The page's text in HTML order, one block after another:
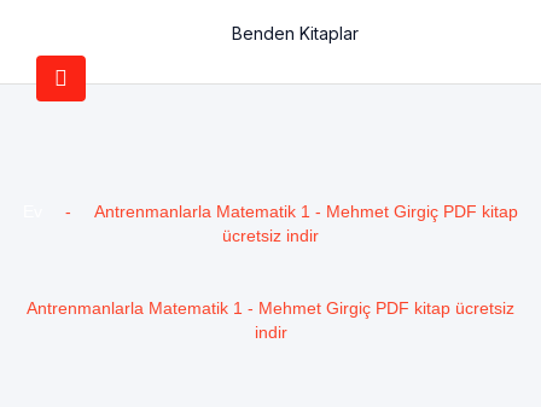
Benden Kitaplar
-
Antrenmanlarla Matematik 1 - Mehmet Girgiç PDF kitap
ücretsiz indir
Antrenmanlarla Matematik 1 - Mehmet Girgiç PDF kitap ücretsiz
indir